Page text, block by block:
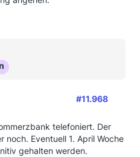
#11.968
telefoniert. Der
noch. Eventuell 1. April Woche
gehalten werden.